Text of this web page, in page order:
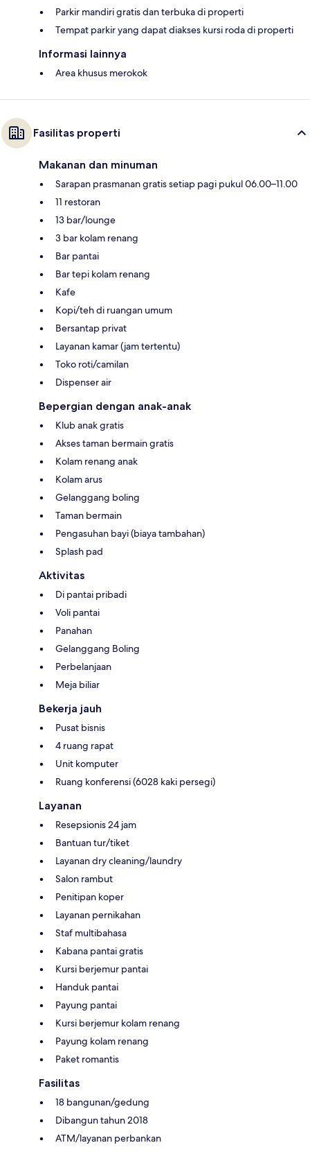
Parkir mandiri gratis dan terbuka di properti
Tempat parkir yang dapat diakses kursi roda di properti
Informasi lainnya
Area khusus merokok
Fasilitas properti
Makanan dan minuman
Sarapan prasmanan gratis setiap pagi pukul 06.00–11.00
11 restoran
13 bar/lounge
3 bar kolam renang
Bar pantai
Bar tepi kolam renang
Kafe
Kopi/teh di ruangan umum
Bersantap privat
Layanan kamar (jam tertentu)
Toko roti/camilan
Dispenser air
Bepergian dengan anak-anak
Klub anak gratis
Akses taman bermain gratis
Kolam renang anak
Kolam arus
Gelanggang boling
Taman bermain
Pengasuhan bayi (biaya tambahan)
Splash pad
Aktivitas
Di pantai pribadi
Voli pantai
Panahan
Gelanggang Boling
Perbelanjaan
Meja biliar
Bekerja jauh
Pusat bisnis
4 ruang rapat
Unit komputer
Ruang konferensi (6028 kaki persegi)
Layanan
Resepsionis 24 jam
Bantuan tur/tiket
Layanan dry cleaning/laundry
Salon rambut
Penitipan koper
Layanan pernikahan
Staf multibahasa
Kabana pantai gratis
Kursi berjemur pantai
Handuk pantai
Payung pantai
Kursi berjemur kolam renang
Payung kolam renang
Paket romantis
Fasilitas
18 bangunan/gedung
Dibangun tahun 2018
ATM/layanan perbankan